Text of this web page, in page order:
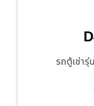
รถตู้เช่า